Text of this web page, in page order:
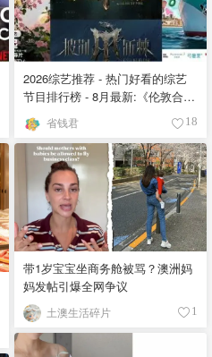
2026综艺推荐 - 热门好看的综艺
节目排行榜 - 8月最新:《​​伦敦合伙
人》回归啦
省钱君 18
带1岁宝宝坐商务舱被骂？澳洲妈
妈发帖引爆全网争议
土澳生活碎片 1